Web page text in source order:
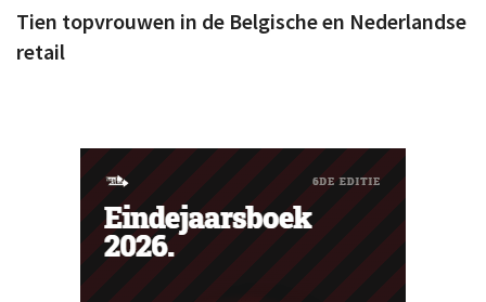
Tien topvrouwen in de Belgische en Nederlandse
retail